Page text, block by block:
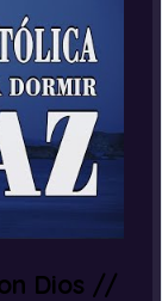
Dios //